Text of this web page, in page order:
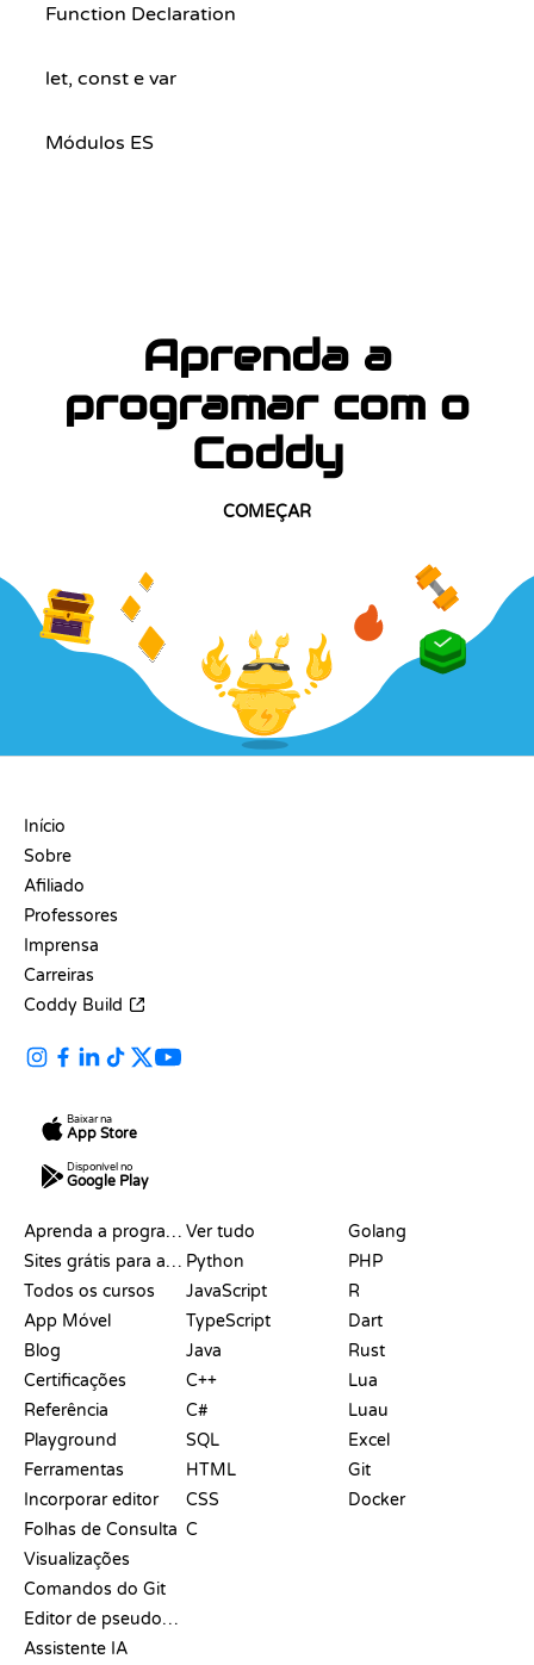
Function Declaration
let, const e var
Módulos ES
Aprenda a
programar com o
Coddy
COMEÇAR
Início
Sobre
Afiliado
Professores
Imprensa
Carreiras
Coddy Build
Baixar na
App Store
Disponível no
Google Play
Aprenda a programar
Sites grátis para aprender a programar
Todos os cursos
App Móvel
Blog
Certificações
Referência
Playground
Ferramentas
Incorporar editor
Folhas de Consulta
Visualizações
Comandos do Git
Editor de pseudocódigo
Assistente IA
Ver tudo
Python
JavaScript
TypeScript
Java
C++
C#
SQL
HTML
CSS
C
Golang
PHP
R
Dart
Rust
Lua
Luau
Excel
Git
Docker